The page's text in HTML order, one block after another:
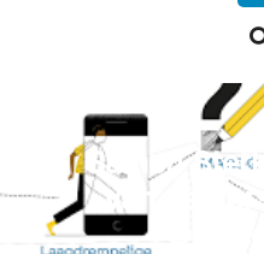
Samen
van de